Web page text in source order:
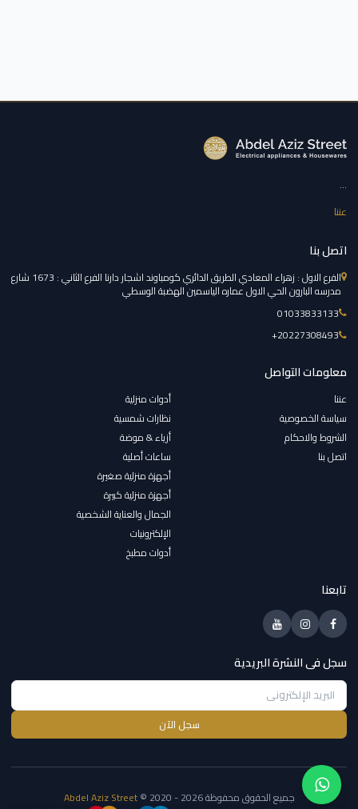
...
عننا
اتصل بنا
الفرع الاول : زهراء المعادي الطريق الدائري كومباوند اشجار دارنا الفرع الثاني : 1673 شارع
مدرسه البارون الحي الاول عماره الياسمين الهضبة الوسطي
01033833133
‎+20227308493
معلومات التواصل
عننا
سياسة الخصوصية
الشروط والاحكام
اتصل بنا
أدوات منزلية
نظارات شمسية
أزياء & موضة
ساعات أصلية
أجهزة منزلية صغيرة
أجهزة منزلية كبيرة
الجمال والعناية الشخصية
الإلكترونيات
أدوات مطبخ
تابعنا
سجل فى النشرة البريدية
سجل الآن
جميع الحقوق محفوظة Abdel Aziz Street© 2020 - 2026